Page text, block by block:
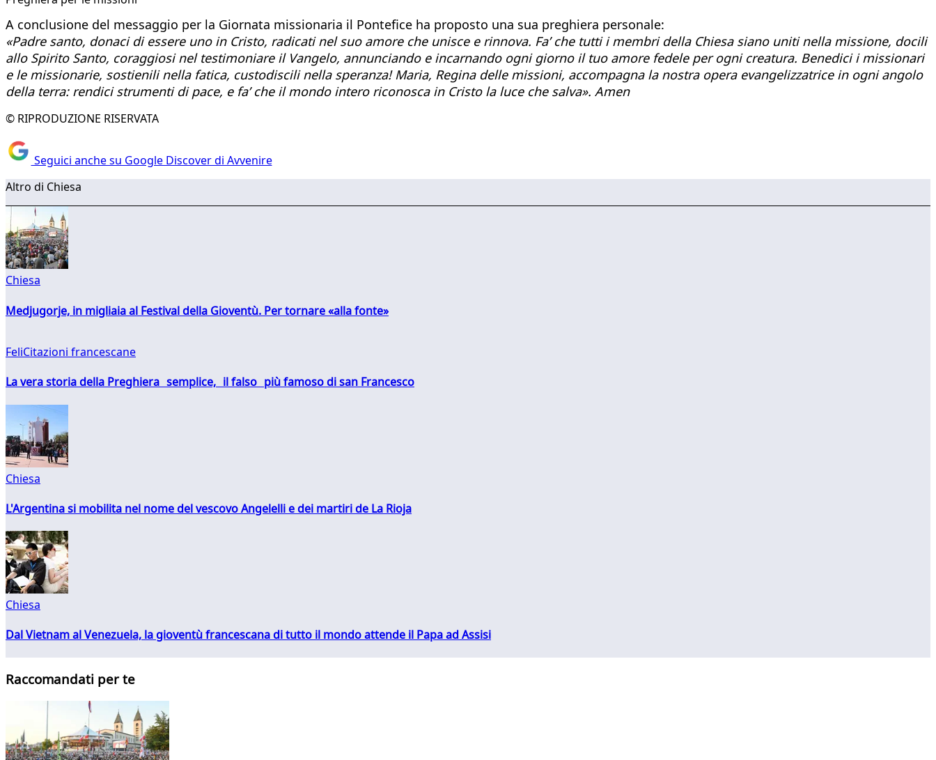
A conclusione del messaggio per la Giornata missionaria il Pontefice ha proposto una sua preghiera personale:
«Padre santo, donaci di essere uno in Cristo, radicati nel suo amore che unisce e rinnova. Fa’ che tutti i membri della Chiesa siano uniti nella missione, docili
allo Spirito Santo, coraggiosi nel testimoniare il Vangelo, annunciando e incarnando ogni giorno il tuo amore fedele per ogni creatura. Benedici i missionari
e le missionarie, sostienili nella fatica, custodiscili nella speranza! Maria, Regina delle missioni, accompagna la nostra opera evangelizzatrice in ogni angolo
della terra: rendici strumenti di pace, e fa’ che il mondo intero riconosca in Cristo la luce che salva». Amen
© RIPRODUZIONE RISERVATA
Seguici anche su Google Discover di Avvenire
Altro di Chiesa
Chiesa
Medjugorje, in migliaia al Festival della Gioventù. Per tornare «alla fonte»
FeliCitazioni francescane
La vera storia della Preghiera semplice, il falso più famoso di san Francesco
Chiesa
L'Argentina si mobilita nel nome del vescovo Angelelli e dei martiri de La Rioja
Chiesa
Dal Vietnam al Venezuela, la gioventù francescana di tutto il mondo attende il Papa ad Assisi
Raccomandati per te